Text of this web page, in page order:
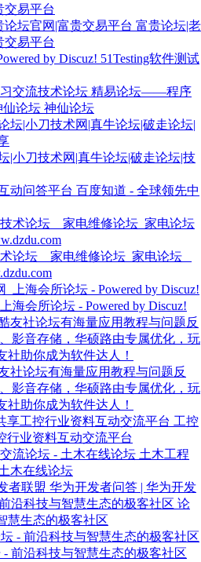
交易平台
富贵论坛|老
交易平台
51Testing软件测试
精易论坛——程序
神仙论坛
|小刀技术网|真牛论坛|破走论坛|技
百度知道 - 全球领先中
论坛 _ 家电维修论坛_家电论坛 _
海会所论坛 - Powered by Discuz!
社论坛有海量应用教程与问题反
影音存储，华硕路由专属优化，玩
社助你成为软件达人！
工控
行业资料互动交流平台
土木工程
木在线论坛
华为开发者问答 | 华为开发
论
慧生态的极客社区
- 前沿科技与智慧生态的极客社区